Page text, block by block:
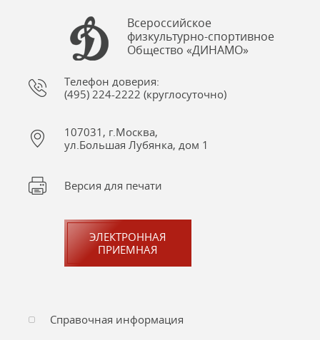
Всероссийское
физкультурно-спортивное
Общество «ДИНАМО»
Телефон доверия:
(495) 224-2222 (круглосуточно)
107031, г.Москва,
ул.Большая Лубянка, дом 1
Версия для печати
ЭЛЕКТРОННАЯ
ПРИЕМНАЯ
Справочная информация